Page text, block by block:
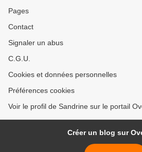
Pages
Contact
Signaler un abus
C.G.U.
Cookies et données personnelles
Préférences cookies
Voir le profil de Sandrine sur le portail
Créer un blog sur